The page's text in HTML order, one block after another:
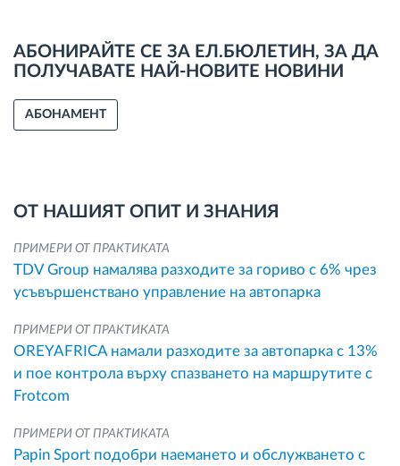
АБОНИРАЙТЕ СЕ ЗА ЕЛ.БЮЛЕТИН, ЗА ДА
ПОЛУЧАВАТЕ НАЙ-НОВИТЕ НОВИНИ
АБОНАМЕНТ
ОТ НАШИЯТ ОПИТ И ЗНАНИЯ
ПРИМЕРИ ОТ ПРАКТИКАТА
TDV Group намалява разходите за гориво с 6% чрез
усъвършенствано управление на автопарка
ПРИМЕРИ ОТ ПРАКТИКАТА
OREYAFRICA намали разходите за автопарка с 13%
и пое контрола върху спазването на маршрутите с
Frotcom
ПРИМЕРИ ОТ ПРАКТИКАТА
Papin Sport подобри наемането и обслужването с